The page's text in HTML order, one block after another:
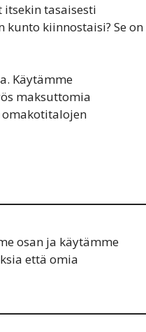
itsekin tasaisesti
kiinnostaisi? Se on
Käytämme
maksuttomia
omakotitalojen
osan ja käytämme
että omia